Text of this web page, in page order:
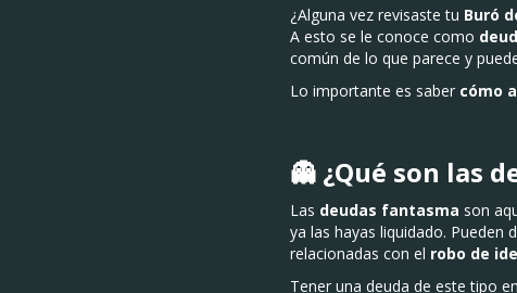
¿Alguna vez revisaste tu Buró
A esto se le conoce como
común de lo que parece y
Lo importante es saber cómo
👻 ¿Qué son las
Las deudas fantasma son
ya las hayas liquidado.
relacionadas con el robo de
Tener una deuda de este tipo